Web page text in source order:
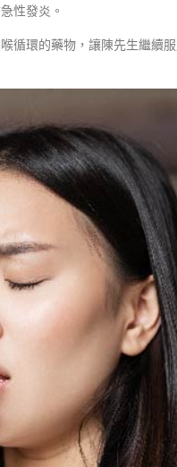
性發炎。
循環的藥物，讓陳先生繼續